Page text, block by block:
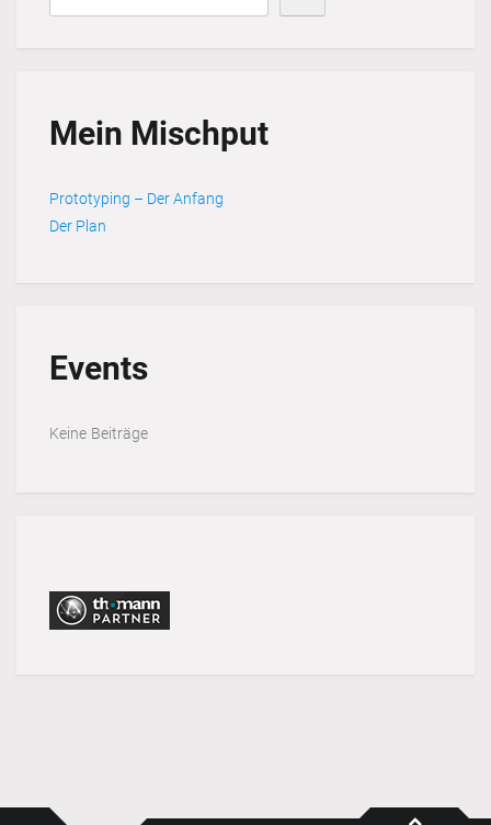
Mein Mischput
Prototyping – Der Anfang
Der Plan
Events
Keine Beiträge